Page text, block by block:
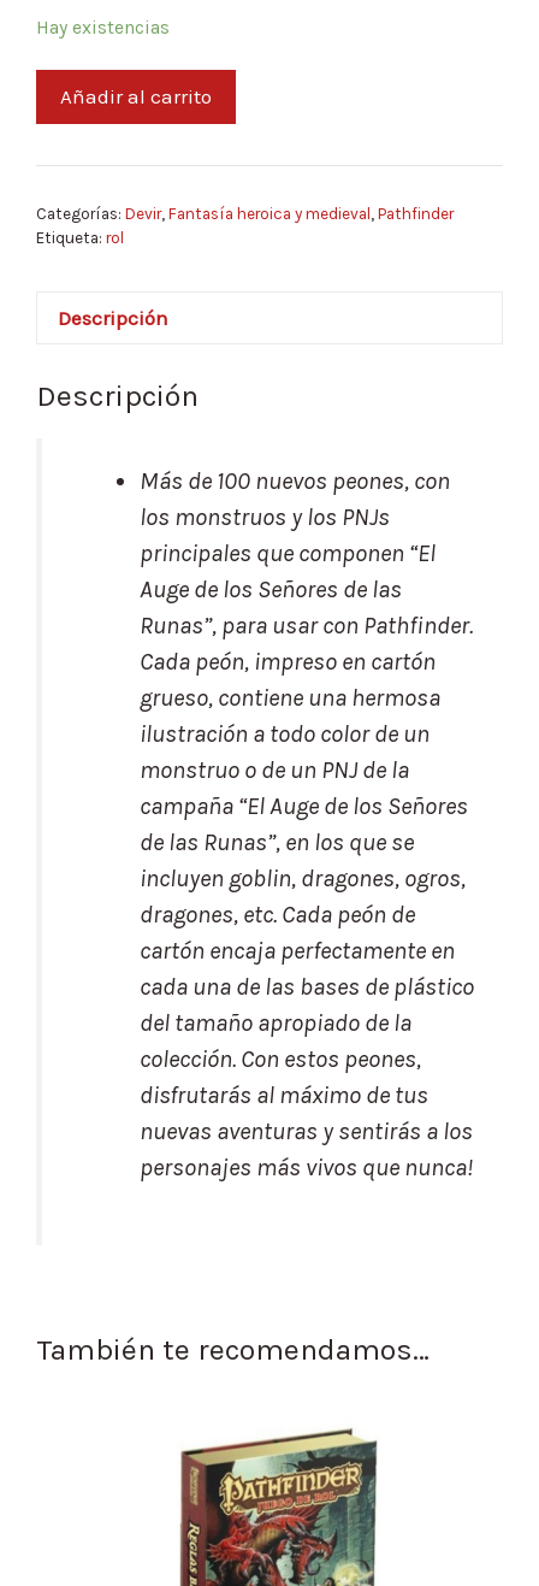
Hay existencias
Añadir al carrito
Categorías: Devir, Fantasía heroica y medieval , Pathfinder
Etiqueta: rol
Descripción
Descripción
Más de 100 nuevos peones, con
los monstruos y los PNJs
principales que componen “El
Auge de los Señores de las
Runas”, para usar con Pathfinder.
Cada peón, impreso en cartón
grueso, contiene una hermosa
ilustración a todo color de un
monstruo o de un PNJ de la
campaña “El Auge de los Señores
de las Runas”, en los que se
incluyen goblin, dragones, ogros,
dragones, etc. Cada peón de
cartón encaja perfectamente en
cada una de las bases de plástico
del tamaño apropiado de la
colección. Con estos peones,
disfrutarás al máximo de tus
nuevas aventuras y sentirás a los
personajes más vivos que nunca!
También te recomendamos…